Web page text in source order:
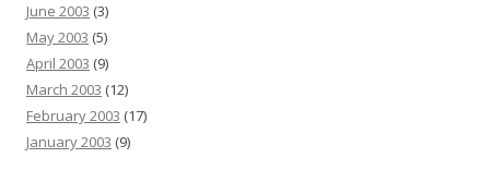
June 2003 (3)
May 2003 (5)
April 2003 (9)
March 2003 (12)
February 2003 (17)
January 2003 (9)